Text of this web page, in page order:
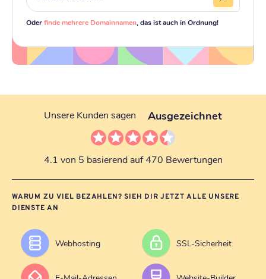
Oderfinde mehrere Domainnamen , das ist auch in Ordnung!
Unsere Kunden sagen Ausgezeichnet
4.1 von 5 basierend auf 470 Bewertungen
WARUM ZU VIEL BEZAHLEN? SIEH DIR JETZT ALLE UNSERE
DIENSTE AN
Webhosting SSL-Sicherheit